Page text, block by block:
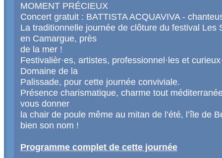
MOMENT PRÉCIEUX
Concert gratuit : BATTISTA ACQUAVIVA -
La traditionnelle journée de clôture du festival Les
en Camargue, près
de la mer !
Festivalièr·es, artistes, professionnel·les et
Domaine de la
Palissade, pour cette journée conviviale.
Présence charismatique, charme tout
vous donner
la chair de poule même au mitan de l’été, l’île de
bien son nom !
Programme complet de cette journée